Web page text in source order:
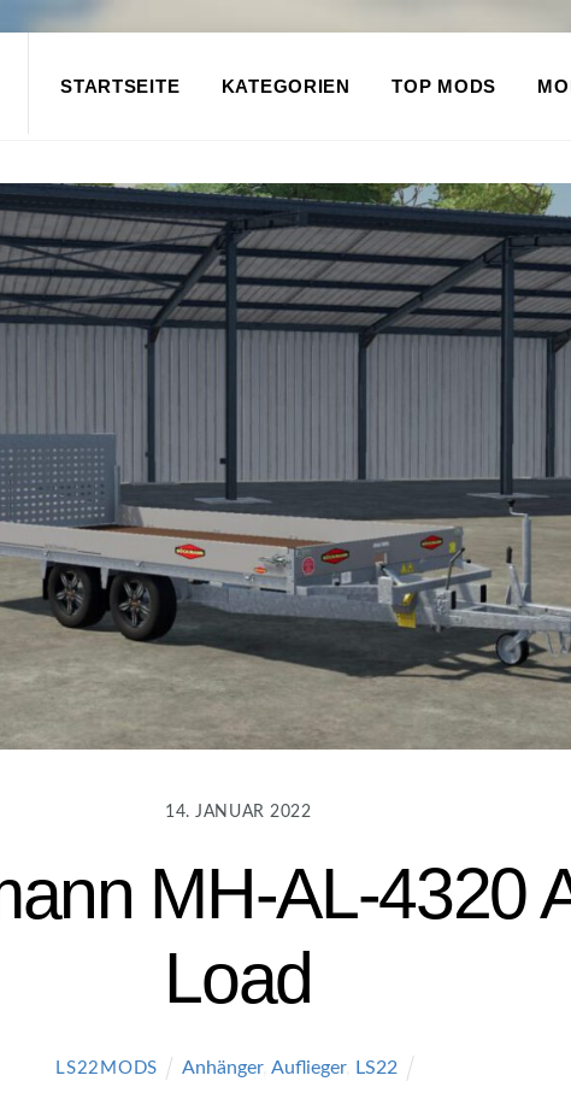
STARTSEITE KATEGORIEN TOP MODS
14. JANUAR 2022
MH-AL-4320
Load
LS22MODS Anhänger,Auflieger, LS22